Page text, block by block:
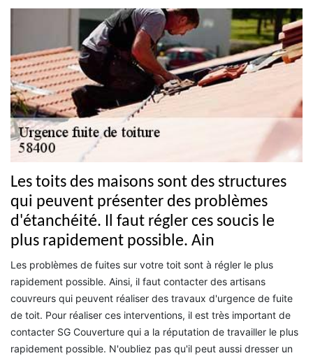
Les toits des maisons sont des structures
qui peuvent présenter des problèmes
d'étanchéité. Il faut régler ces soucis le
plus rapidement possible. Ain
Les problèmes de fuites sur votre toit sont à régler le plus
rapidement possible. Ainsi, il faut contacter des artisans
couvreurs qui peuvent réaliser des travaux d'urgence de fuite
de toit. Pour réaliser ces interventions, il est très important de
contacter SG Couverture qui a la réputation de travailler le plus
rapidement possible. N'oubliez pas qu'il peut aussi dresser un